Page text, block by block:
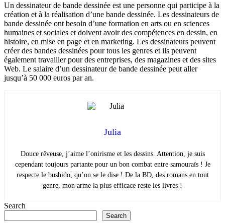
Un dessinateur de bande dessinée est une personne qui participe à la
création et à la réalisation d’une bande dessinée. Les dessinateurs de
bande dessinée ont besoin d’une formation en arts ou en sciences
humaines et sociales et doivent avoir des compétences en dessin, en
histoire, en mise en page et en marketing. Les dessinateurs peuvent
créer des bandes dessinées pour tous les genres et ils peuvent
également travailler pour des entreprises, des magazines et des sites
Web. Le salaire d’un dessinateur de bande dessinée peut aller
jusqu’à 50 000 euros par an.
Julia
Douce rêveuse, j’aime l’onirisme et les dessins. Attention, je suis
cependant toujours partante pour un bon combat entre samouraïs ! Je
respecte le bushido, qu’on se le dise ! De la BD, des romans en tout
genre, mon arme la plus efficace reste les livres !
Search
Search